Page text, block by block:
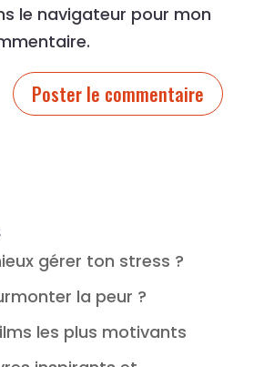
le navigateur pour mon
gérer ton stress ?
la peur ?
les plus motivants